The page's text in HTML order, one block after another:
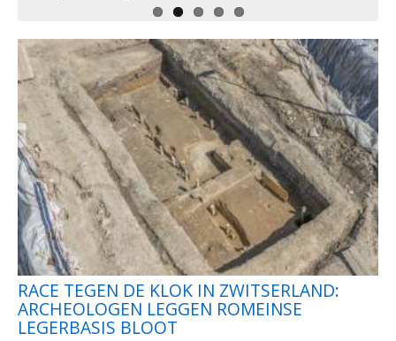
RACE TEGEN DE KLOK IN ZWITSERLAND:
ARCHEOLOGEN LEGGEN ROMEINSE
LEGERBASIS BLOOT